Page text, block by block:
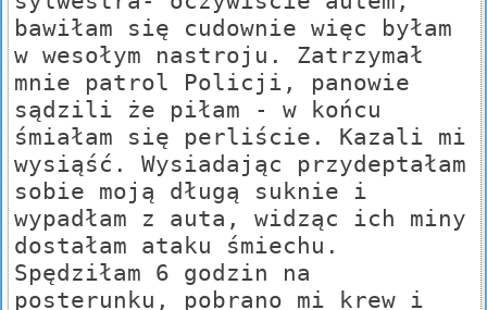
bawiłam się cudownie więc byłam
w wesołym nastroju. Zatrzymał
mnie patrol Policji, panowie
sądzili że piłam - w końcu
śmiałam się perliście. Kazali mi
wysiąść. Wysiadając przydeptałam
sobie moją długą suknie i
wypadłam z auta, widząc ich miny
dostałam ataku śmiechu.
Spędziłam 6 godzin na
posterunku, pobrano mi krew i